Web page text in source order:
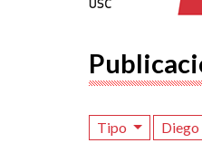
Tipo Diego